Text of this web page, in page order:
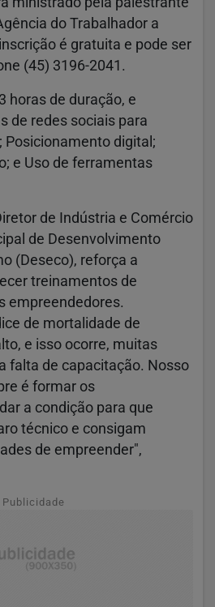
do Trabalhador a
é gratuita e pode ser
(45) 3196-2041.
horas de duração, e
de redes sociais para
Posicionamento digital;
e Uso de ferramentas
de Indústria e Comércio
de Desenvolvimento
(Deseco), reforça a
treinamentos de
empreendedores.
de mortalidade de
e isso ocorre, muitas
falta de capacitação. Nosso
é formar os
a condição para que
técnico e consigam
de empreender",
Publicidade